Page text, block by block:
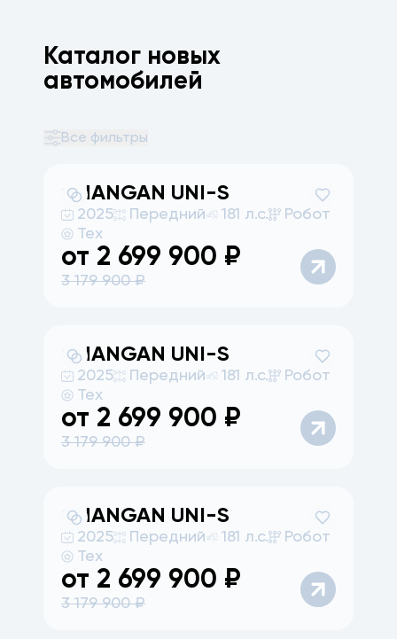
Каталог новых
автомобилей
CHANGAN UNI-S
2025 Передний 181 л.с.
Робот
Тех
от 2 699 900 ₽
3 179 900₽
CHANGAN UNI-S
2025 Передний 181 л.с.
Робот
Тех
от 2 699 900 ₽
3 179 900₽
CHANGAN UNI-S
2025 Передний 181 л.с.
Робот
Тех
от 2 699 900 ₽
3 179 900₽
Все фильтры